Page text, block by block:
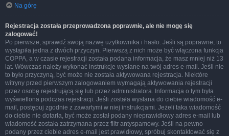
Na górę
Rejestracja została przeprowadzona poprawnie, ale nie mogę się
zalogować!
Po pierwsze, sprawdź swoją nazwę użytkownika i hasło. Jeśli są poprawne, to
wystąpiła jedna z dwóch przyczyn. Pierwszą z nich może być włączona funkcja
COPPA, a w czasie rejestracji została podana informacja, że masz mniej niż 13
lat. Wówczas należy wykonać instrukcje wysłane na twój adres e-mail. Jeśli nie
to było przyczyną, być może nie została aktywowana rejestracja. Niektóre
witryny przed pierwszym zalogowaniem wymagają aktywowania rejestracji
przez osobę rejestrującą się lub przez administratora. Informacja o tym była
wyświetlona podczas rejestracji. Jeśli została wysłana do ciebie wiadomość e-
mail, postępuj zgodnie z zawartymi w niej instrukcjami. Jeżeli taka wiadomość
do ciebie nie dotarła, być może został podany nieprawidłowy adres e-mail lub
wiadomość została zatrzymana przez filtr antyspamowy. Jeśli na pewno
podany przez ciebie adres e-mail jest prawidłowy, spróbuj skontaktować się z